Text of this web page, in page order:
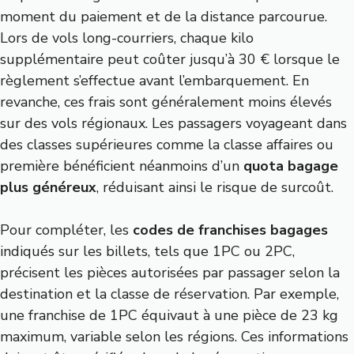
moment du paiement et de la distance parcourue.
Lors de vols long-courriers, chaque kilo
supplémentaire peut coûter jusqu’à 30 € lorsque le
règlement s’effectue avant l’embarquement. En
revanche, ces frais sont généralement moins élevés
sur des vols régionaux. Les passagers voyageant dans
des classes supérieures comme la classe affaires ou
première bénéficient néanmoins d’un quota bagage
plus généreux, réduisant ainsi le risque de surcoût.
Pour compléter, les codes de franchises bagages
indiqués sur les billets, tels que 1PC ou 2PC,
précisent les pièces autorisées par passager selon la
destination et la classe de réservation. Par exemple,
une franchise de 1PC équivaut à une pièce de 23 kg
maximum, variable selon les régions. Ces informations